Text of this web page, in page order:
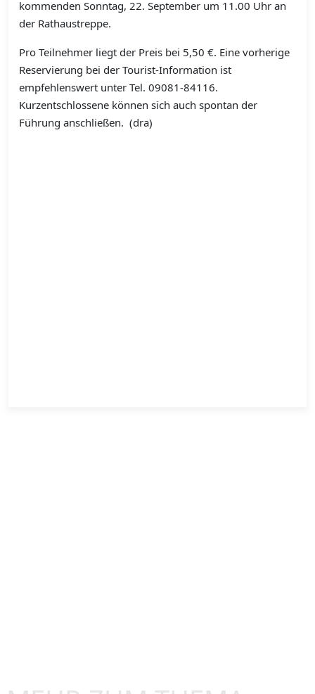
kommenden Sonntag, 22. September um 11.00 Uhr an
der Rathaustreppe.
Pro Teilnehmer liegt der Preis bei 5,50 €. Eine vorherige
Reservierung bei der Tourist-Information ist
empfehlenswert unter Tel. 09081-84116.
Kurzentschlossene können sich auch spontan der
Führung anschließen. (dra)